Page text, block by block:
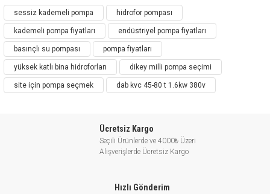
Endüstriyel Uygulamalar İçin
Profesyonel Çözüm
Yüksek Verim
Yorum Yaz
sessiz kademeli pompa
hidrofor pompası
kademeli pompa fiyatları endüstriyel pompa fiyatları
basınçlı su pompası pompa fiyatları
yüksek katlı bina hidroforları dikey milli pompa seçimi
site için pompa seçmek dab kvc 45-80 t 1.6kw 380v
Ücretsiz Kargo
Seçili Ürünlerde ve 4000₺ Üzeri
Alışverişlerde Ücretsiz Kargo
Hızlı Gönderim